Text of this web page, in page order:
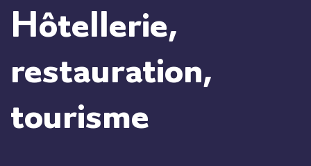
Hôtellerie,
restauration,
tourisme